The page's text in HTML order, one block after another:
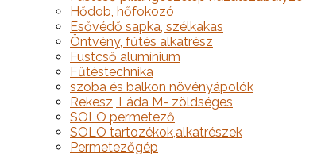
Hődob, hőfokozó
Esővédő sapka, szélkakas
Öntvény, fűtés alkatrész
Füstcső alumínium
Fűtéstechnika
szoba és balkon növényápolók
Rekesz, Láda M- zöldséges
SOLO permetező
SOLO tartozékok,alkatrészek
Permetezőgép